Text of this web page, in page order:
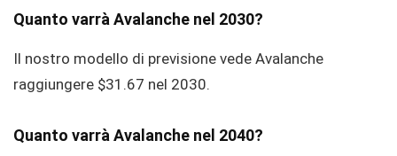
Quanto varrà Avalanche nel 2030?
Il nostro modello di previsione vede Avalanche
raggiungere $31.67 nel 2030.
Quanto varrà Avalanche nel 2040?